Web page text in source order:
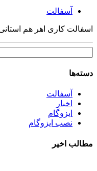
آسفالت
اسفالت کاری اهر هم
دسته‌ها
آسفالت
اخبار
ایزوگام
نصب ایزوگام
مطالب اخیر